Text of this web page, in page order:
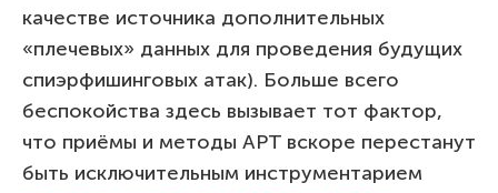
качестве источника дополнительных
«плечевых» данных для проведения будущих
спиэрфишинговых атак). Больше всего
беспокойства здесь вызывает тот фактор,
что приёмы и методы APT вскоре перестанут
быть исключительным инструментарием